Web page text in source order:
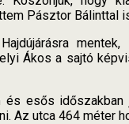
Pásztor Bálinttal
Ákos a sajtó
esős
Az utca 464